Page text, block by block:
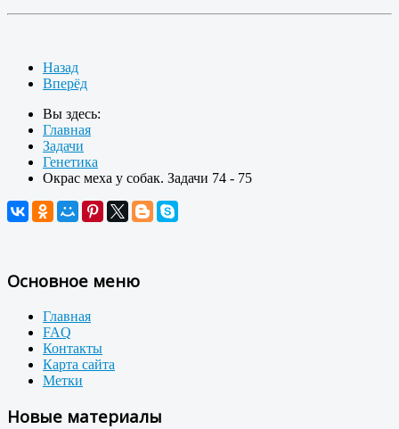
Назад
Вперёд
Вы здесь:
Главная
Задачи
Генетика
Окрас меха у собак. Задачи 74 - 75
Основное меню
Главная
FAQ
Контакты
Карта сайта
Метки
Новые материалы